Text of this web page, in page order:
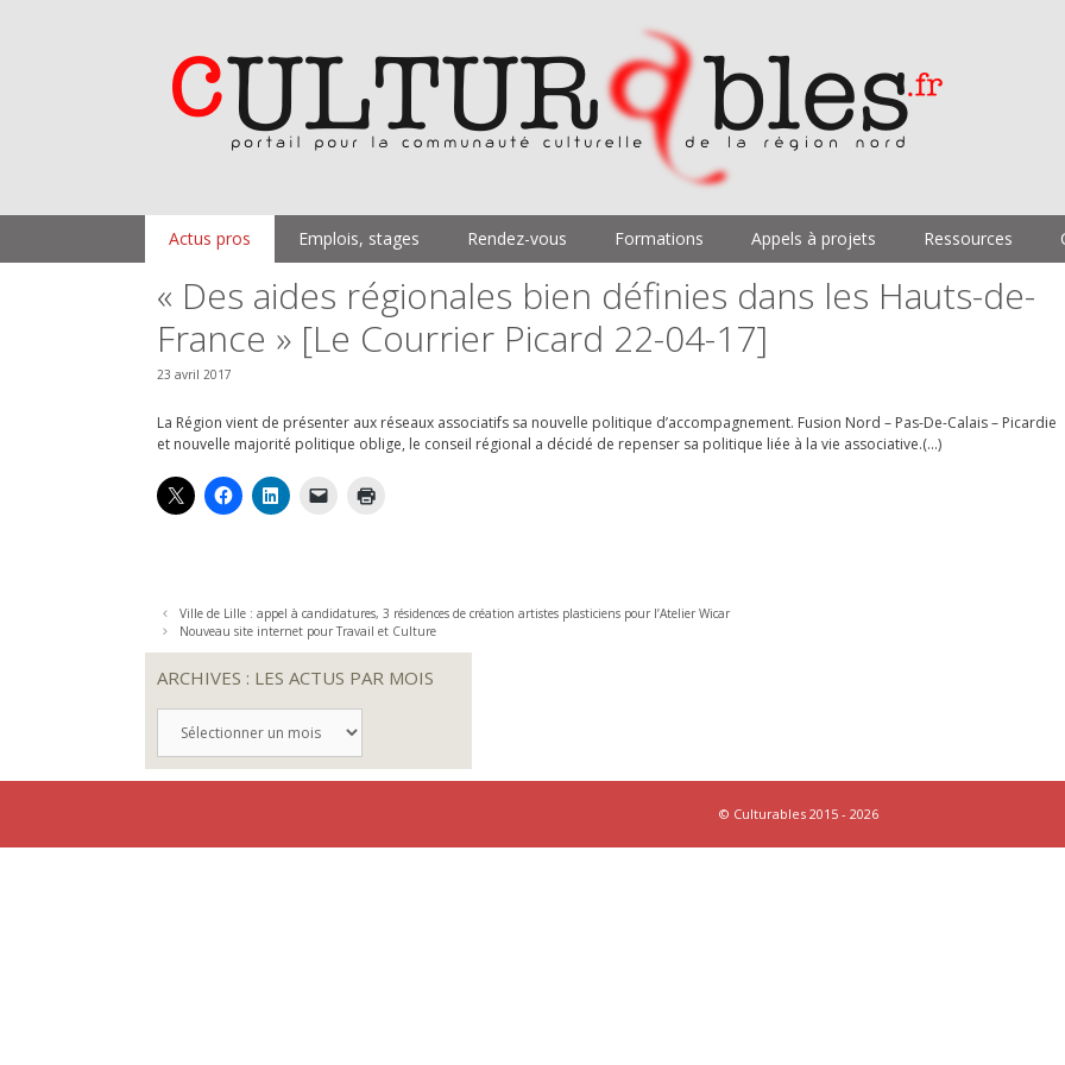
Actus pros Emplois, stages Rendez-vous Formations Appels à projets Ressources
« Des aides régionales bien définies dans les Hauts-de-
France » [Le Courrier Picard 22-04-17]
23 avril 2017
La Région vient de présenter aux réseaux associatifs sa nouvelle politique d’accompagnement. Fusion Nord – Pas-De-Calais – Picardie
et nouvelle majorité politique oblige, le conseil régional a décidé de repenser sa politique liée à la vie associative.(…)
Ville de Lille : appel à candidatures, 3 résidences de création artistes plasticiens pour l’Atelier Wicar
Nouveau site internet pour Travail et Culture
ARCHIVES : LES ACTUS PAR MOIS
LES
ACTUS
© Culturables 2015 - 2026